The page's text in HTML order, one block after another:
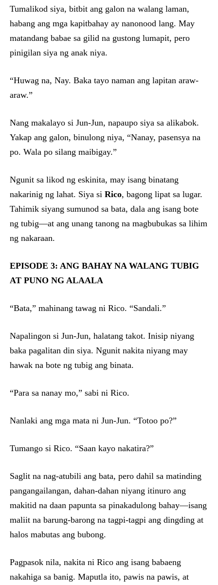
Tumalikod siya, bitbit ang galon na walang laman,
habang ang mga kapitbahay ay nanonood lang. May
matandang babae sa gilid na gustong lumapit, pero
pinigilan siya ng anak niya.
“Huwag na, Nay. Baka tayo naman ang lapitan araw-
araw.”
Nang makalayo si Jun-Jun, napaupo siya sa alikabok.
Yakap ang galon, binulong niya, “Nanay, pasensya na
po. Wala po silang maibigay.”
Ngunit sa likod ng eskinita, may isang binatang
nakarinig ng lahat. Siya si Rico, bagong lipat sa lugar.
Tahimik siyang sumunod sa bata, dala ang isang bote
ng tubig—at ang unang tanong na magbubukas sa lihim
ng nakaraan.
EPISODE 3: ANG BAHAY NA WALANG TUBIG
AT PUNO NG ALAALA
“Bata,” mahinang tawag ni Rico. “Sandali.”
Napalingon si Jun-Jun, halatang takot. Inisip niyang
baka pagalitan din siya. Ngunit nakita niyang may
hawak na bote ng tubig ang binata.
“Para sa nanay mo,” sabi ni Rico.
Nanlaki ang mga mata ni Jun-Jun. “Totoo po?”
Tumango si Rico. “Saan kayo nakatira?”
Saglit na nag-atubili ang bata, pero dahil sa matinding
pangangailangan, dahan-dahan niyang itinuro ang
makitid na daan papunta sa pinakadulong bahay—isang
maliit na barung-barong na tagpi-tagpi ang dingding at
halos mabutas ang bubong.
Pagpasok nila, nakita ni Rico ang isang babaeng
nakahiga sa banig. Maputla ito, pawis na pawis, at